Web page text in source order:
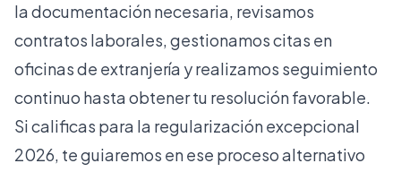
la documentación necesaria, revisamos
contratos laborales, gestionamos citas en
oficinas de extranjería y realizamos seguimiento
continuo hasta obtener tu resolución favorable.
Si calificas para la regularización excepcional
2026, te guiaremos en ese proceso alternativo